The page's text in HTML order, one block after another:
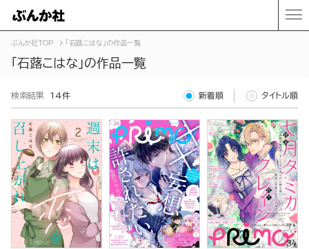
ぶんか社TOP 「石蕗こはな」の作品一覧
「石蕗こはな」の作品一覧
検索結果 14件 新着順 タイトル順